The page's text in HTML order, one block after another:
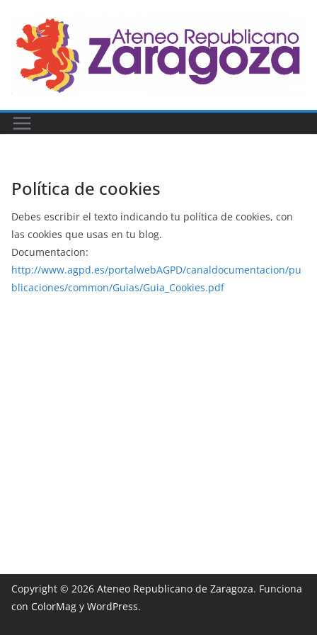
contenido
Política de cookies
Debes escribir el texto indicando tu política de cookies, con
las cookies que usas en tu blog.
Documentacion:
http://www.agpd.es/portalwebAGPD/canaldocumentacion/pu
blicaciones/common/Guias/Guia_Cookies.pdf
Copyright © 2026 Ateneo Republicano de Zaragoza. Funciona
con ColorMag y WordPress.